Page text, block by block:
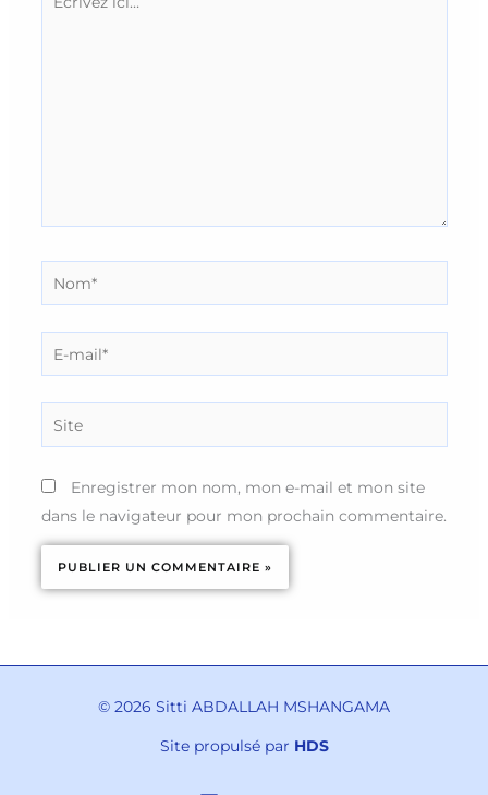
Nom*
E-
mail*
Site
Enregistrer mon nom, mon e-mail et mon site
dans le navigateur pour mon prochain commentaire.
© 2026 Sitti ABDALLAH MSHANGAMA
Site propulsé par HDS